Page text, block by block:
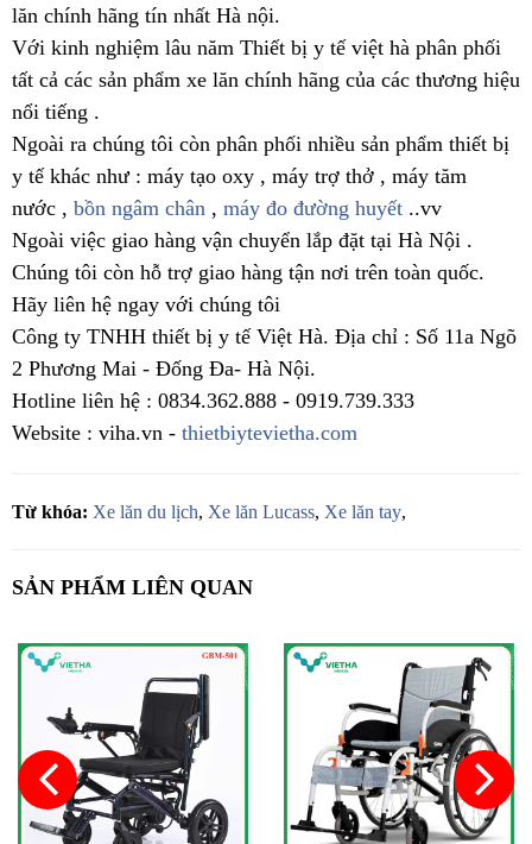
lăn chính hãng tín nhất Hà nội.
Với kinh nghiệm lâu năm Thiết bị y tế việt hà phân phối
tất cả các sản phẩm xe lăn chính hãng của các thương hiệu
nổi tiếng .
Ngoài ra chúng tôi còn phân phối nhiều sản phẩm thiết bị
y tế khác như : máy tạo oxy , máy trợ thở , máy tăm
nước , bồn ngâm chân , máy đo đường huyết ..vv
Ngoài việc giao hàng vận chuyển lắp đặt tại Hà Nội .
Chúng tôi còn hỗ trợ giao hàng tận nơi trên toàn quốc.
Hãy liên hệ ngay với chúng tôi
Công ty TNHH thiết bị y tế Việt Hà. Địa chỉ : Số 11a Ngõ
2 Phương Mai - Đống Đa- Hà Nội.
Hotline liên hệ : 0834.362.888 - 0919.739.333
Website : viha.vn - thietbiytevietha.com
Từ khóa: Xe lăn du lịch, Xe lăn Lucass, Xe lăn tay,
SẢN PHẨM LIÊN QUAN